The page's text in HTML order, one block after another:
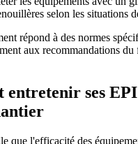
selon les situations
répond à des normes
aux recommandations du
ses
que l'efficacité des